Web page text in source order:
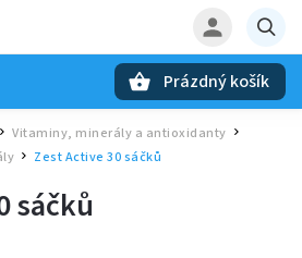
Prázdný košík
/ Vitaminy, minerály a antioxidanty
/ Zest Active 30 sáčků
sáčků